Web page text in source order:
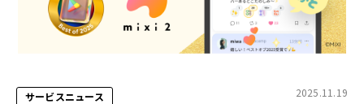
サービスニュース 2025.11.19